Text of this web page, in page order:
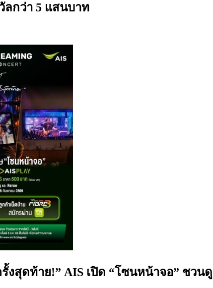
ลกว่า 5 แสนบาท
งสุดท้าย!” AIS เปิด “โซนหน้าจอ” ชว